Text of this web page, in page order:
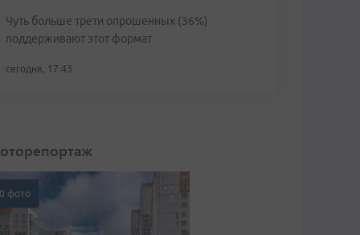
Чуть больше трети опрошенных (36%)
поддерживают этот формат
сегодня, 17:43
фото